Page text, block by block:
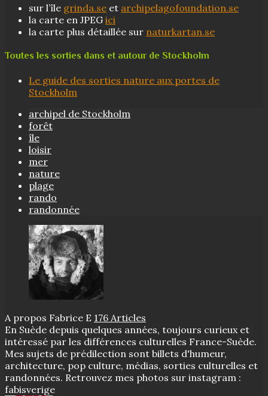
sur l’île grinda.se et archipelagofoundation.se
la carte en JPEG ici
la carte plus détaillée sur naturkartan.se
Toutes les sorties dans et autour de Stockholm
Le guide des sorties nature aux portes de
Stockholm
archipel de Stockholm
forêt
île
loisir
mer
nature
plage
rando
randonnée
A propos Fabrice E 176 Articles
En Suède depuis quelques années, toujours curieux et
intéressé par les différences culturelles France-Suède.
Mes sujets de prédilection sont billets d'humeur,
architecture, pop culture, médias, sorties culturelles et
randonnées. Retrouvez mes photos sur instagram :
fabisverige